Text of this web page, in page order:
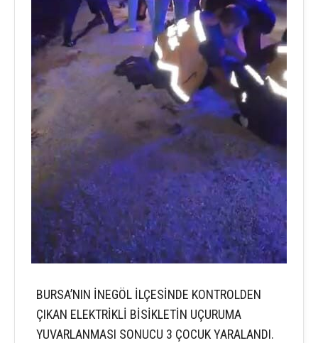
BURSA’NIN İNEGÖL İLÇESİNDE KONTROLDEN
ÇIKAN ELEKTRİKLİ BİSİKLETİN UÇURUMA
YUVARLANMASI SONUCU 3 ÇOCUK YARALANDI.